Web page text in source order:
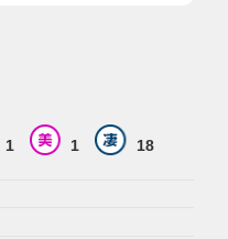
1 1 18